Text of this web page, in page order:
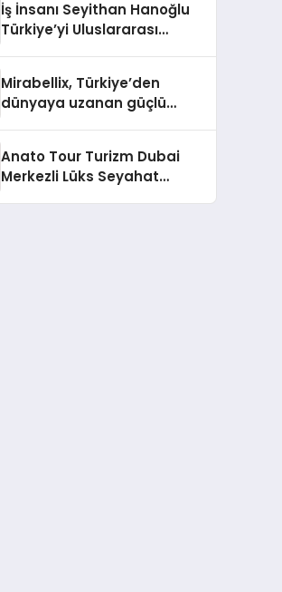
İş İnsanı Seyithan Hanoğlu
Türkiye’yi Uluslararası
Mirabellix, Türkiye’den
dünyaya uzanan güçlü
Anato Tour Turizm Dubai
Merkezli Lüks Seyahat